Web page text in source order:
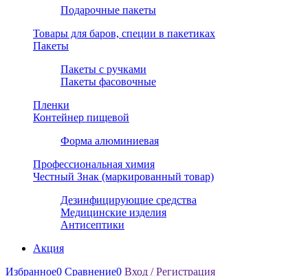
Подарочные пакеты
Товары для баров, специи в пакетиках
Пакеты
Пакеты с ручками
Пакеты фасовочные
Пленки
Контейнер пищевой
Форма алюминиевая
Профессиональная химия
Честный Знак (маркированный товар)
Дезинфицирующие средства
Медицинские изделия
Антисептики
Акция
Избранное0 Сравнение0 Вход / Регистрация